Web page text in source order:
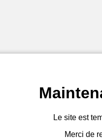
Le site est
Merci de